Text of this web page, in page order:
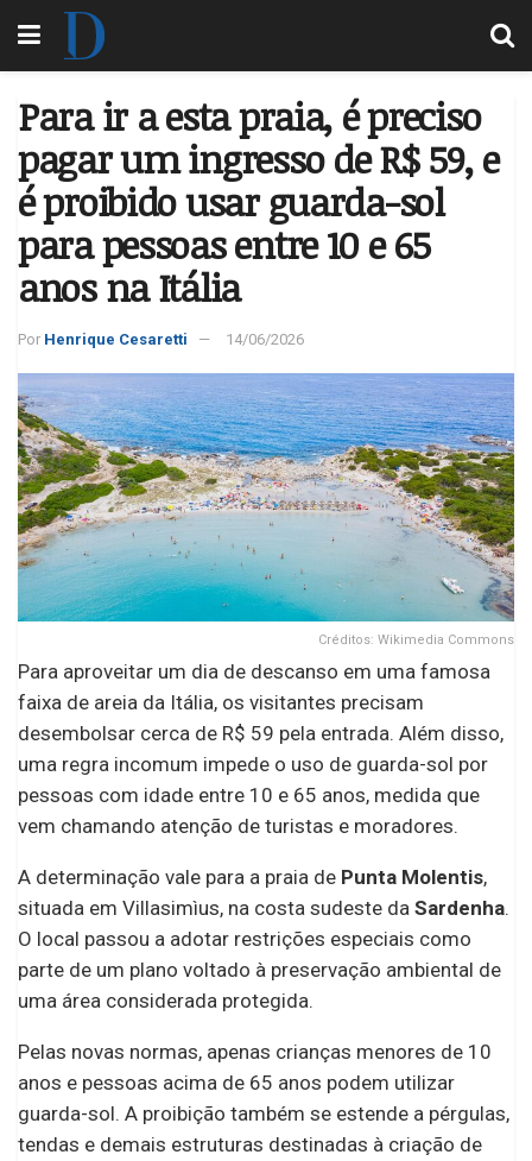
Para ir a esta praia, é preciso
pagar um ingresso de R$ 59, e
é proibido usar guarda-sol
para pessoas entre 10 e 65
anos na Itália
Por Henrique Cesaretti 14/06/2026
Créditos: Wikimedia Commons
Para aproveitar um dia de descanso em uma famosa
faixa de areia da Itália, os visitantes precisam
desembolsar cerca de R$ 59 pela entrada. Além disso,
uma regra incomum impede o uso de guarda-sol por
pessoas com idade entre 10 e 65 anos, medida que
vem chamando atenção de turistas e moradores.
A determinação vale para a praia de Punta Molentis,
situada em Villasimìus, na costa sudeste da Sardenha.
O local passou a adotar restrições especiais como
parte de um plano voltado à preservação ambiental de
uma área considerada protegida.
Pelas novas normas, apenas crianças menores de 10
anos e pessoas acima de 65 anos podem utilizar
guarda-sol. A proibição também se estende a pérgulas,
tendas e demais estruturas destinadas à criação de